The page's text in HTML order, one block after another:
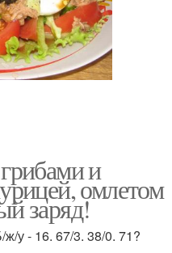
и
омлетом
заряд!
у - 16. 67/3. 38/0. 71?